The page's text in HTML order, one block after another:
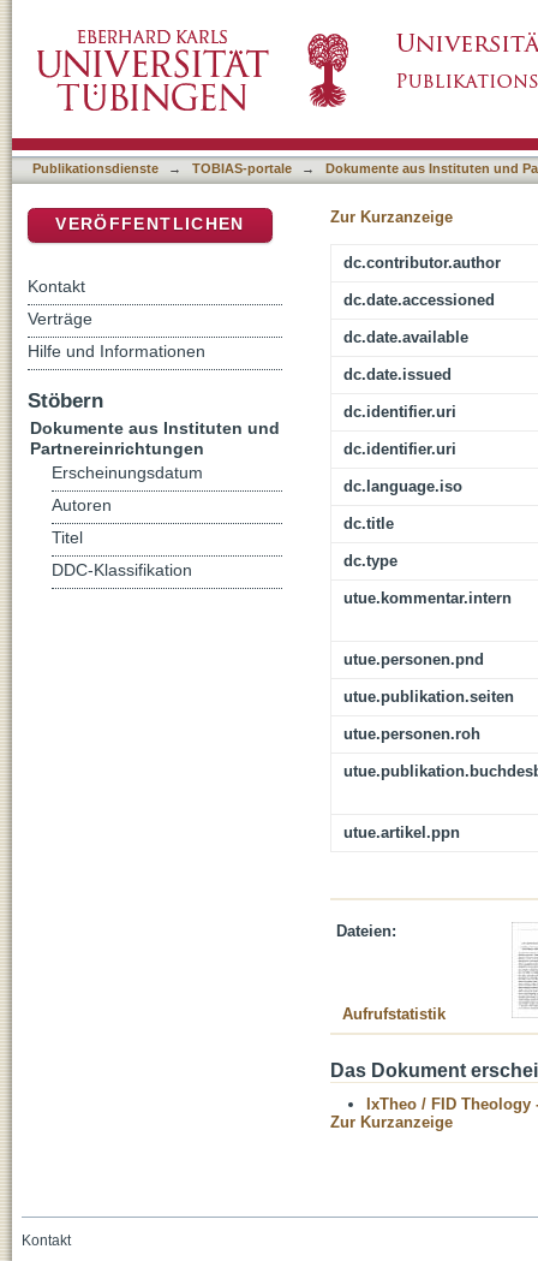
Publikationsdienste → TOBIAS-portale → Dokumente aus Instituten und
Zur Kurzanzeige
dc.contributor.author
dc.date.accessioned
dc.date.available
dc.date.issued
dc.identifier.uri
dc.identifier.uri
dc.language.iso
dc.title
dc.type
utue.kommentar.intern
utue.personen.pnd
utue.publikation.seiten
utue.personen.roh
utue.artikel.ppn
Dateien:
Aufrufstatistik
Das Dokument
IxTheo / FID Theology
Zur Kurzanzeige
VERÖFFENTLICHEN
Kontakt
Verträge
Hilfe und Informationen
Stöbern
Dokumente aus Instituten und
Partnereinrichtungen
Erscheinungsdatum
Autoren
Titel
DDC-Klassifikation
Kontakt